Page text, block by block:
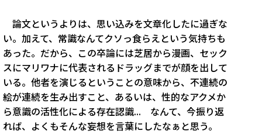
論文というよりは、思い込みを文章化したに過ぎな
い。加えて、常識なんてクソっ食らえという気持ちも
あった。だから、この卒論には芝居から漫画、セック
スにマリワナに代表されるドラッグまでが顔を出して
いる。他者を演じるということの意味から、不連続の
絵が連続を生み出すこと、あるいは、性的なアクメか
ら意識の活性化による存在認識... なんて、今振り返
れば、よくもそんな妄想を言葉にしたなぁと思う。